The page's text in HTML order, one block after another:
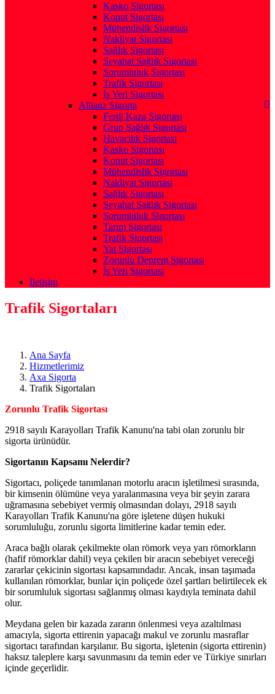
Kasko Sigortası
Konut Sigortası
Mühendislik Sigortası
Nakliyat Sigortası
Sağlık Sigortası
Seyahat Sağlık Sigortası
Sorumluluk Sigortası
Trafik Sigortası
İş Yeri Sigortası
Allianz Sigorta
Ferdi Kaza Sigortası
Grup Sağlık Sigortası
Havacılık Sigortası
Kasko Sigortası
Konut Sigortası
Mühendislik Sigortası
Nakliyat Sigortası
Sağlık Sigortası
Seyahat Sağlık Sigortası
Sorumluluk Sigortası
Tarım Sigortası
Trafik Sigortası
Yat Sigortası
Zorunlu Deprem Sigortası
İş Yeri Sigortası
İletişim
Trafik Sigortaları
Ana Sayfa
Hizmetlerimiz
Axa Sigorta
Trafik Sigortaları
Zorunlu Trafik Sigortası
2918 sayılı Karayolları Trafik Kanunu'na tabi olan zorunlu bir
sigorta ürünüdür.
Sigortanın Kapsamı Nelerdir?
Sigortacı, poliçede tanımlanan motorlu aracın işletilmesi sırasında,
bir kimsenin ölümüne veya yaralanmasına veya bir şeyin zarara
uğramasına sebebiyet vermiş olmasından dolayı, 2918 sayılı
Karayolları Trafik Kanunu'na göre işletene düşen hukuki
sorumluluğu, zorunlu sigorta limitlerine kadar temin eder.
Araca bağlı olarak çekilmekte olan römork veya yarı römorkların
(hafif römorklar dahil) veya çekilen bir aracın sebebiyet vereceği
zararlar çekicinin sigortası kapsamındadır. Ancak, insan taşımada
kullanılan römorklar, bunlar için poliçede özel şartları belirtilecek ek
bir sorumluluk sigortası sağlanmış olması kaydıyla teminata dahil
olur.
Meydana gelen bir kazada zararın önlenmesi veya azaltılması
amacıyla, sigorta ettirenin yapacağı makul ve zorunlu masraflar
sigortacı tarafından karşılanır. Bu sigorta, işletenin (sigorta ettirenin)
haksız taleplere karşı savunmasını da temin eder ve Türkiye sınırları
içinde geçerlidir.